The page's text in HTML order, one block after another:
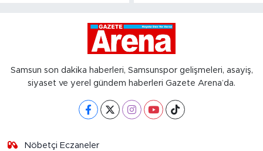
Samsun son dakika haberleri, Samsunspor gelişmeleri, asayiş,
siyaset ve yerel gündem haberleri Gazete Arena’da.
Nöbetçi Eczaneler